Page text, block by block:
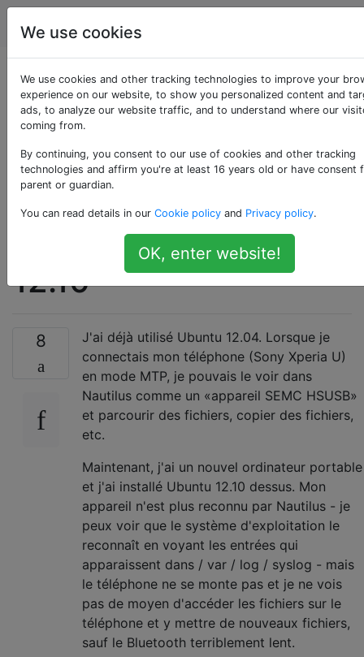
Android
Impossible d'explorer
des fichiers sur mon
Sony Xperia U à l'aide
de mon ordinateur
portable Ubuntu
12.10
8
J'ai déjà utilisé Ubuntu 12.04. Lorsque je
connectais mon téléphone (Sony Xperia U)
en mode MTP, je pouvais le voir dans
Nautilus comme un «appareil SEMC HSUSB»
et parcourir des fichiers, copier des fichiers,
etc.
Maintenant, j'ai un nouvel ordinateur portable
et j'ai installé Ubuntu 12.10 dessus. Mon
appareil n'est plus reconnu par Nautilus - je
peux voir que le système d'exploitation le
reconnaît en voyant les entrées qui
apparaissent dans / var / log / syslog - mais
le téléphone ne se monte pas et je ne vois
pas de moyen d'accéder les fichiers sur le
téléphone et y mettre de nouveaux fichiers,
sauf le Bluetooth terriblement lent.
We use cookies
We use cookies and other tracking technologies to improve your
experience on our website, to show you personalized content and
ads, to analyze our website traffic, and to understand where our
coming from.
By continuing, you consent to our use of cookies and other tracking
technologies and affirm you're at least 16 years old or have consent
parent or guardian.
You can read details in our Cookie policy and Privacy policy.
OK, enter website!